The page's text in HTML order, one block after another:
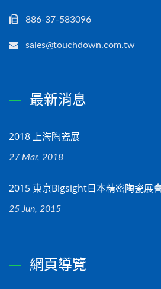
886-37-583096
sales@touchdown.com.tw
最新消息
2018 上海陶瓷展
27 Mar, 2018
2015 東京bigsight日本精密陶瓷展
25 Jun, 2015
網頁導覽